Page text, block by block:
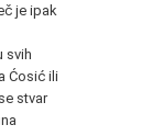
je ipak
svih
Ćosić ili
stvar